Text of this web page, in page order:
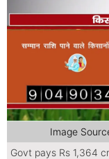
Govt pays Rs 1,364
Image